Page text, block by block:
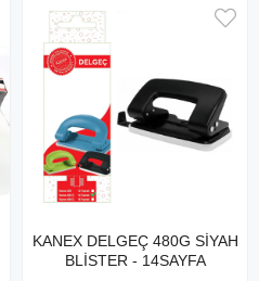
KANEX DELGEÇ 480G SİYAH
BLİSTER - 14SAYFA